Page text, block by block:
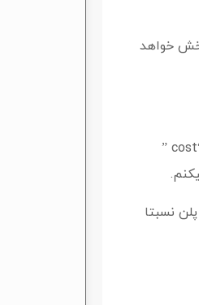
دلار هست برایم نتیجه بخش خواهد
اگه اینطوری باشه، هزینه کردن این پول احتمالا ایده خوبیه . اگر فکر نکنم که بتونم این سرمایه رو برگردونم رو انتخاب می کنم “cost ”
نسبتا